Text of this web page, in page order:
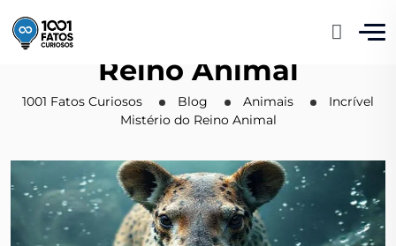
Incrível Mistério do
Reino Animal
1001 Fatos Curiosos Blog Animais
Incrível
Mistério do Reino Animal